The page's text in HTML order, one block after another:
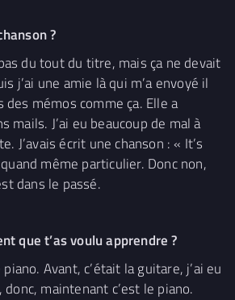
?
du tout du titre, mais ça ne devait
j’ai une amie là qui m’a envoyé il
des mémos comme ça. Elle a
mails. J’ai eu beaucoup de mal à
J’avais écrit une chanson : « It’s
même particulier. Donc non,
dans le passé.
que t’as voulu apprendre ?
Avant, c’était la guitare, j’ai eu
maintenant c’est le piano.